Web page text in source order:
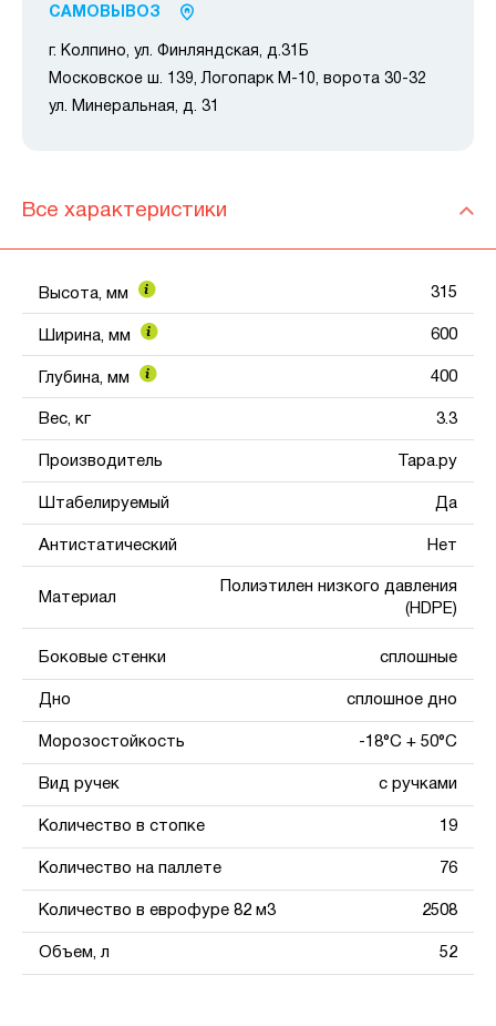
САМОВЫВОЗ
г. Колпино, ул. Финляндская, д.31Б
Московское ш. 139, Логопарк М-10, ворота 30-32
ул. Минеральная, д. 31
Все характеристики
Высота, мм 315
Ширина, мм 600
Глубина, мм 400
Вес, кг 3.3
Производитель Тара.ру
Штабелируемый Да
Антистатический Нет
Материал
Полиэтилен низкого давления
(HDPE)
Боковые стенки сплошные
Дно сплошное дно
Морозостойкость -18°С + 50°С
Вид ручек с ручками
Количество в стопке 19
Количество на паллете 76
Количество в еврофуре 82 м3 2508
Объем, л 52